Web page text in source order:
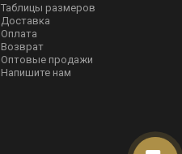
Таблицы размеров
Доставка
Оплата
Возврат
Оптовые продажи
Напишите нам